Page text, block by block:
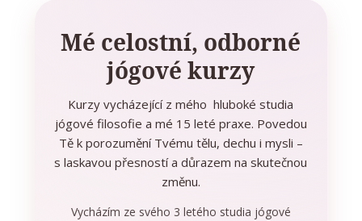
Mé celostní, odborné
jógové kurzy
Kurzy vycházející z mého hluboké studia
jógové filosofie a mé 15 leté praxe. Povedou
Tě k porozumění Tvému tělu, dechu i mysli –
s laskavou přesností a důrazem na skutečnou
změnu.
Vycházím ze svého 3 letého studia jógové